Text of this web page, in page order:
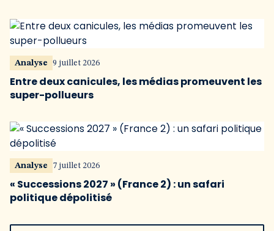
Analyse 9 juillet 2026
Entre deux canicules, les médias promeuvent les
super-pollueurs
Analyse 7 juillet 2026
« Successions 2027 » (France 2) : un safari
politique dépolitisé